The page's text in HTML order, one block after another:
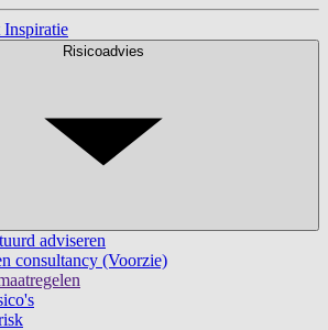
Risicoadvies
adviseren
consultancy (Voorzie)